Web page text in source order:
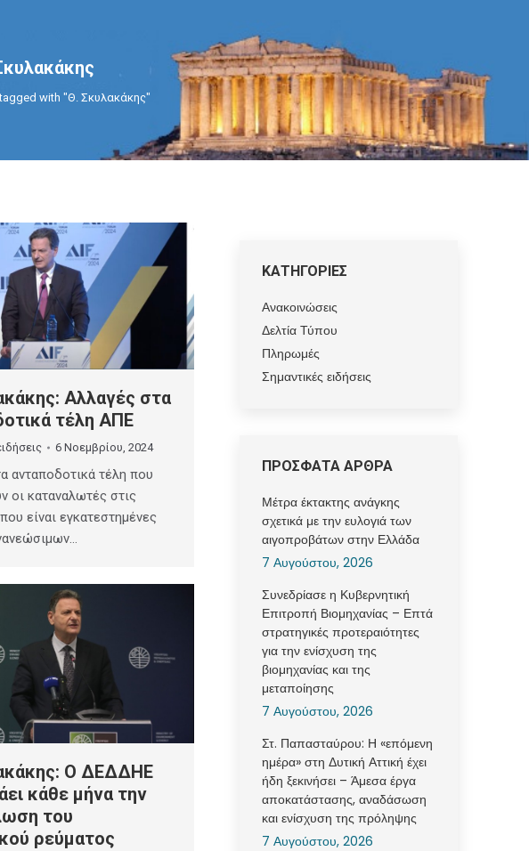
with "Θ. Σκυλακάκης"
Αλλαγές στα
τέλη ΑΠΕ
6 Νοεμβρίου, 2024
ανταποδοτικά τέλη που
οι καταναλωτές στις
είναι εγκατεστημένες
Ο ΔΕΔΔΗΕ
κάθε μήνα την
του
ρεύματος
ΚΑΤΗΓΟΡΙΕΣ
Ανακοινώσεις
Δελτία Τύπου
Πληρωμές
Σημαντικές ειδήσεις
ΠΡΟΣΦΑΤΑ ΑΡΘΡΑ
Μέτρα έκτακτης ανάγκης
σχετικά με την ευλογιά των
αιγοπροβάτων στην Ελλάδα
7 Αυγούστου, 2026
Συνεδρίασε η Κυβερνητική
Επιτροπή Βιομηχανίας – Επτά
στρατηγικές προτεραιότητες
για την ενίσχυση της
βιομηχανίας και της
μεταποίησης
7 Αυγούστου, 2026
Στ. Παπασταύρου: Η «επόμενη
ημέρα» στη Δυτική Αττική έχει
ήδη ξεκινήσει – Άμεσα έργα
αποκατάστασης, αναδάσωση
και ενίσχυση της πρόληψης
7 Αυγούστου, 2026